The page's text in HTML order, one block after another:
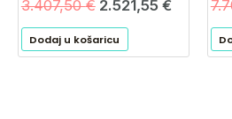
3.407,50€ 2.521,55 €
Dodaj u košaricu